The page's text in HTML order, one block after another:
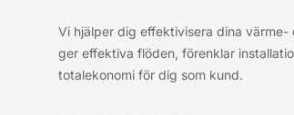
Vi hjälper dig effektivisera dina
ger effektiva flöden, förenklar
totalekonomi för dig som kund.